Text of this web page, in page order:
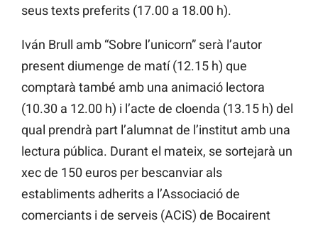
seus texts preferits (17.00 a 18.00 h).
Iván Brull amb “Sobre l’unicorn” serà l’autor
present diumenge de matí (12.15 h) que
comptarà també amb una animació lectora
(10.30 a 12.00 h) i l’acte de cloenda (13.15 h) del
qual prendrà part l’alumnat de l’institut amb una
lectura pública. Durant el mateix, se sortejarà un
xec de 150 euros per bescanviar als
establiments adherits a l’Associació de
comerciants i de serveis (ACiS) de Bocairent